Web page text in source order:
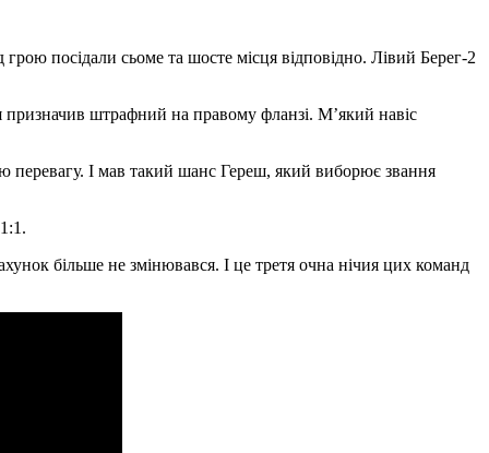
посідали сьоме та шосте місця відповідно. Лівий Берег-2
штрафний на правому фланзі. М’який навіс
перевагу. І мав такий шанс Гереш, який виборює звання
більше не змінювався. І це третя очна нічия цих команд